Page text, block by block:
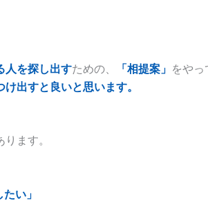
人を探し出すための、 「相提案」 をやっ
出すと良いと思います。
ます。
い」